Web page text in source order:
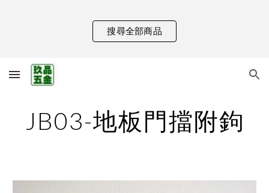
Skip to main content
搜尋全部商品
JB03-地板門擋附鉤